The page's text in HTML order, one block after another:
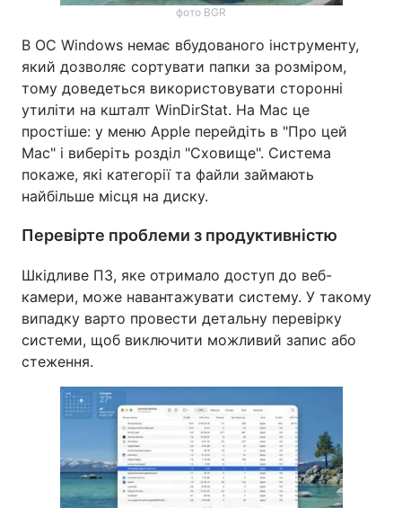
фото BGR
В ОС Windows немає вбудованого інструменту,
який дозволяє сортувати папки за розміром,
тому доведеться використовувати сторонні
утиліти на кшталт WinDirStat. На Mac це
простіше: у меню Apple перейдіть в "Про цей
Mac" і виберіть розділ "Сховище". Система
покаже, які категорії та файли займають
найбільше місця на диску.
Перевірте проблеми з продуктивністю
Шкідливе ПЗ, яке отримало доступ до веб-
камери, може навантажувати систему. У такому
випадку варто провести детальну перевірку
системи, щоб виключити можливий запис або
стеження.